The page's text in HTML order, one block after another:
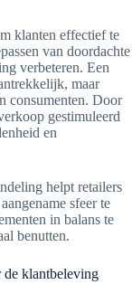
klanten effectief te
van doordachte
verbeteren. Een
maar
consumenten. Door
gestimuleerd
en
helpt retailers
sfeer te
in balans te
benutten.
klantbeleving